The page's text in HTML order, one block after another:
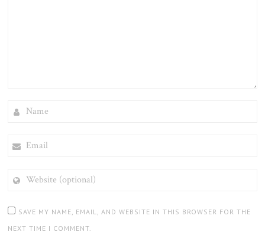
(OPTIONAL)
SAVE MY NAME, EMAIL, AND WEBSITE IN THIS BROWSER FOR THE
NEXT TIME I COMMENT.